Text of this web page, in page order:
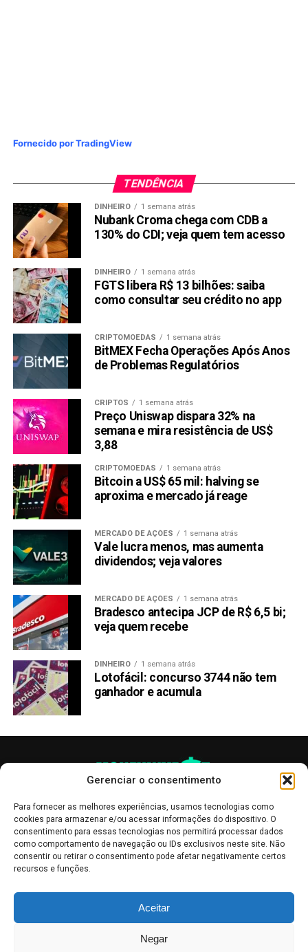
Gerenciar o consentimento
Para fornecer as melhores experiências, usamos tecnologias como
cookies para armazenar e/ou acessar informações do dispositivo. O
consentimento para essas tecnologias nos permitirá processar dados
como comportamento de navegação ou IDs exclusivos neste site. Não
consentir ou retirar o consentimento pode afetar negativamente certos
recursos e funções.
Aceitar
Negar
Fornecido por TradingView
TENDÊNCIA
DINHEIRO 1 semana atrás
Nubank Croma chega com CDB a
130% do CDI; veja quem tem acesso
DINHEIRO 1 semana atrás
FGTS libera R$ 13 bilhões: saiba
como consultar seu crédito no app
CRIPTOMOEDAS 1 semana atrás
BitMEX Fecha Operações Após Anos
de Problemas Regulatórios
CRIPTOS 1 semana atrás
Preço Uniswap dispara 32% na
semana e mira resistência de US$
3,88
CRIPTOMOEDAS 1 semana atrás
Bitcoin a US$ 65 mil: halving se
aproxima e mercado já reage
MERCADO DE AÇÕES 1 semana atrás
Vale lucra menos, mas aumenta
dividendos; veja valores
MERCADO DE AÇÕES 1 semana atrás
Bradesco antecipa JCP de R$ 6,5 bi;
veja quem recebe
DINHEIRO 1 semana atrás
Lotofácil: concurso 3744 não tem
ganhador e acumula
informativo, servindo como boletins de divulgação, e não devem ser
interpretadas como recomendações de investimento.Leia mais
Bolsa de Valores